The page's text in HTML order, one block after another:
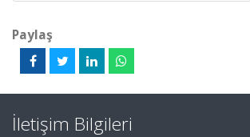
Paylaş
İletişim Bilgileri